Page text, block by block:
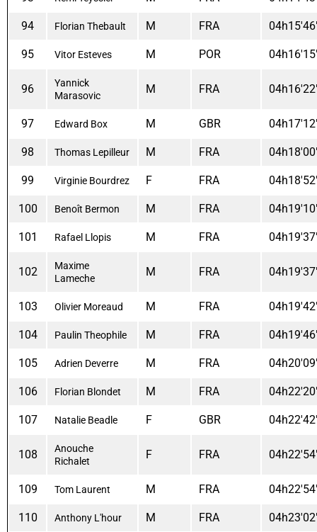
94 Florian Thebault M FRA
95 Vitor Esteves M POR
96
Yannick
Marasovic
M FRA
97 Edward Box M GBR
98 Thomas Lepilleur M FRA
99 Virginie Bourdrez F FRA
100 Benoît Bermon M FRA
101 Rafael Llopis M FRA
102
Maxime
Lameche
M FRA
103 Olivier Moreaud M FRA
104 Paulin Theophile M FRA
105 Adrien Deverre M FRA
106 Florian Blondet M FRA
107 Natalie Beadle F GBR
108
Anouche
Richalet
F FRA
109 Tom Laurent M FRA
110 Anthony L'hour M FRA